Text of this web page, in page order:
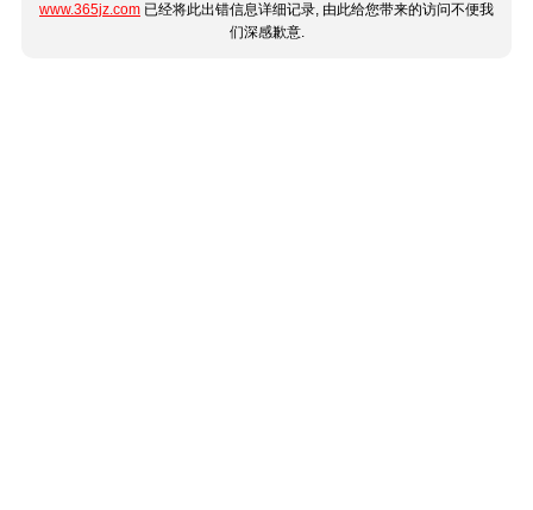
www.365jz.com 已经将此出错信息详细记录, 由此给您带来的访问不便我
们深感歉意.